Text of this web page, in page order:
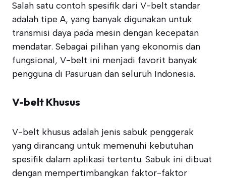
Salah satu contoh spesifik dari V-belt standar
adalah tipe A, yang banyak digunakan untuk
transmisi daya pada mesin dengan kecepatan
mendatar. Sebagai pilihan yang ekonomis dan
fungsional, V-belt ini menjadi favorit banyak
pengguna di Pasuruan dan seluruh Indonesia.
V-belt Khusus
V-belt khusus adalah jenis sabuk penggerak
yang dirancang untuk memenuhi kebutuhan
spesifik dalam aplikasi tertentu. Sabuk ini dibuat
dengan mempertimbangkan faktor-faktor